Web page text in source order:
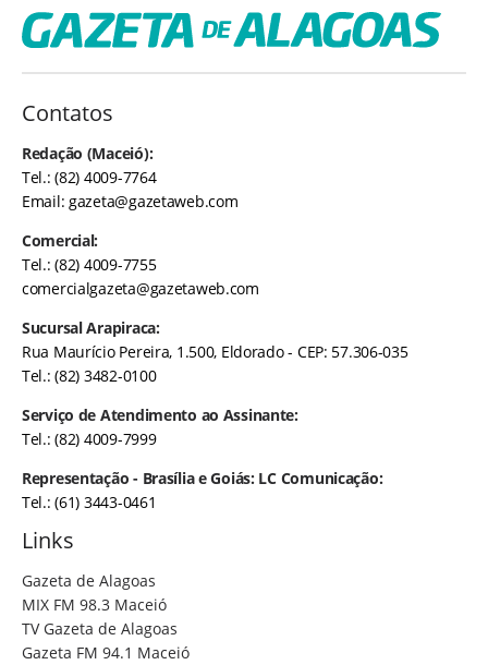
Contatos
Redação (Maceió):
Tel.: (82) 4009-7764
Email:gazeta@gazetaweb.com
Comercial:
Tel.: (82) 4009-7755
comercialgazeta@gazetaweb.com
Sucursal Arapiraca:
Rua Maurício Pereira, 1.500, Eldorado - CEP: 57.306-035
Tel.: (82) 3482-0100
Serviço de Atendimento ao Assinante:
Tel.: (82) 4009-7999
Representação - Brasília e Goiás: LC Comunicação:
Tel.: (61) 3443-0461
Links
Gazeta de Alagoas
MIX FM 98.3 Maceió
TV Gazeta de Alagoas
Gazeta FM 94.1 Maceió